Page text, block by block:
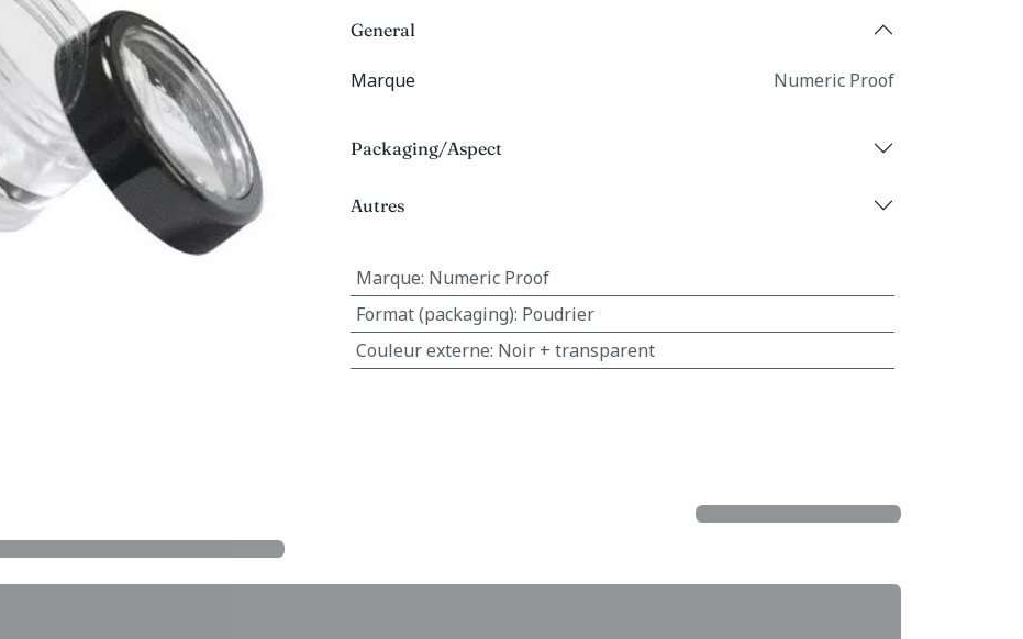
General
Marque Numeric Proof
Packaging/Aspect
Autres
Marque: Numeric Proof
Format (packaging): Poudrier
Couleur externe: Noir + transparent